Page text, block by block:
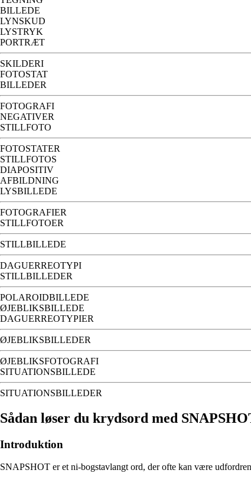
BILLEDE
LYNSKUD
LYSTRYK
PORTRÆT
SKILDERI
FOTOSTAT
BILLEDER
FOTOGRAFI
NEGATIVER
STILLFOTO
FOTOSTATER
STILLFOTOS
DIAPOSITIV
AFBILDNING
LYSBILLEDE
FOTOGRAFIER
STILLFOTOER
STILLBILLEDE
DAGUERREOTYPI
STILLBILLEDER
POLAROIDBILLEDE
ØJEBLIKSBILLEDE
DAGUERREOTYPIER
ØJEBLIKSBILLEDER
ØJEBLIKSFOTOGRAFI
SITUATIONSBILLEDE
SITUATIONSBILLEDER
Sådan løser du krydsord med
Introduktion
SNAPSHOT er et ni-bogstavlangt ord, der ofte kan være